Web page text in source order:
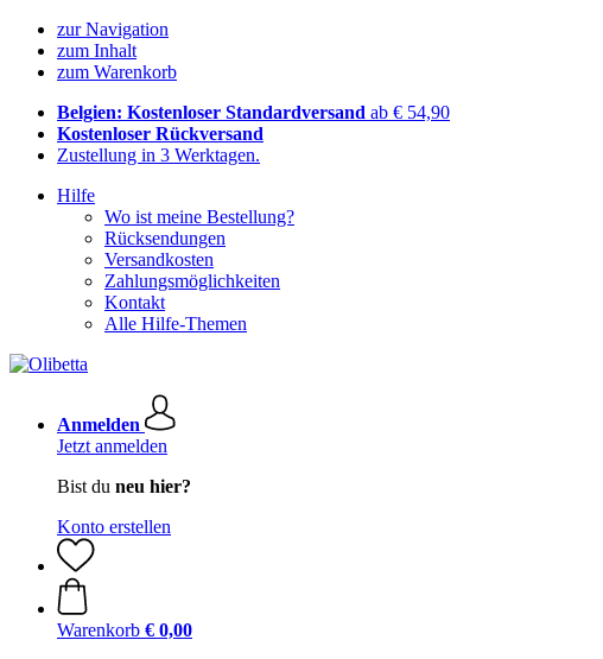
zur Navigation
zum Inhalt
zum Warenkorb
Belgien: Kostenloser Standardversand ab € 54,90
Kostenloser Rückversand
Zustellung in 3 Werktagen.
Hilfe
Wo ist meine Bestellung?
Rücksendungen
Versandkosten
Zahlungsmöglichkeiten
Kontakt
Alle Hilfe-Themen
Anmelden
Jetzt anmelden
Bist du neu hier?
Konto erstellen
Warenkorb € 0,00